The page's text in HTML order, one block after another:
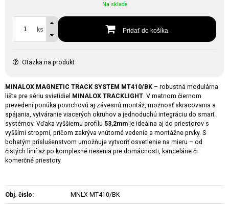
Na sklade
ks Pridať do košíka
Otázka na produkt
MINALOX MAGNETIC TRACK SYSTEM MT410/BK – robustná modulárna
lišta pre sériu svietidiel MINALOX TRACKLIGHT . V matnom čiernom
prevedení ponúka povrchovú aj závesnú montáž, možnosť skracovania a
spájania, vytváranie viacerých okruhov a jednoduchú integráciu do smart
systémov. Vďaka vyššiemu profilu 53,2mm je ideálna aj do priestorov s
vyššími stropmi, pričom zakrýva vnútorné vedenie a montážne prvky. S
bohatým príslušenstvom umožňuje vytvoriť osvetlenie na mieru – od
čistých línií až po komplexné riešenia pre domácnosti, kancelárie či
komerčné priestory.
Obj. čislo: MNLX-MT410/BK